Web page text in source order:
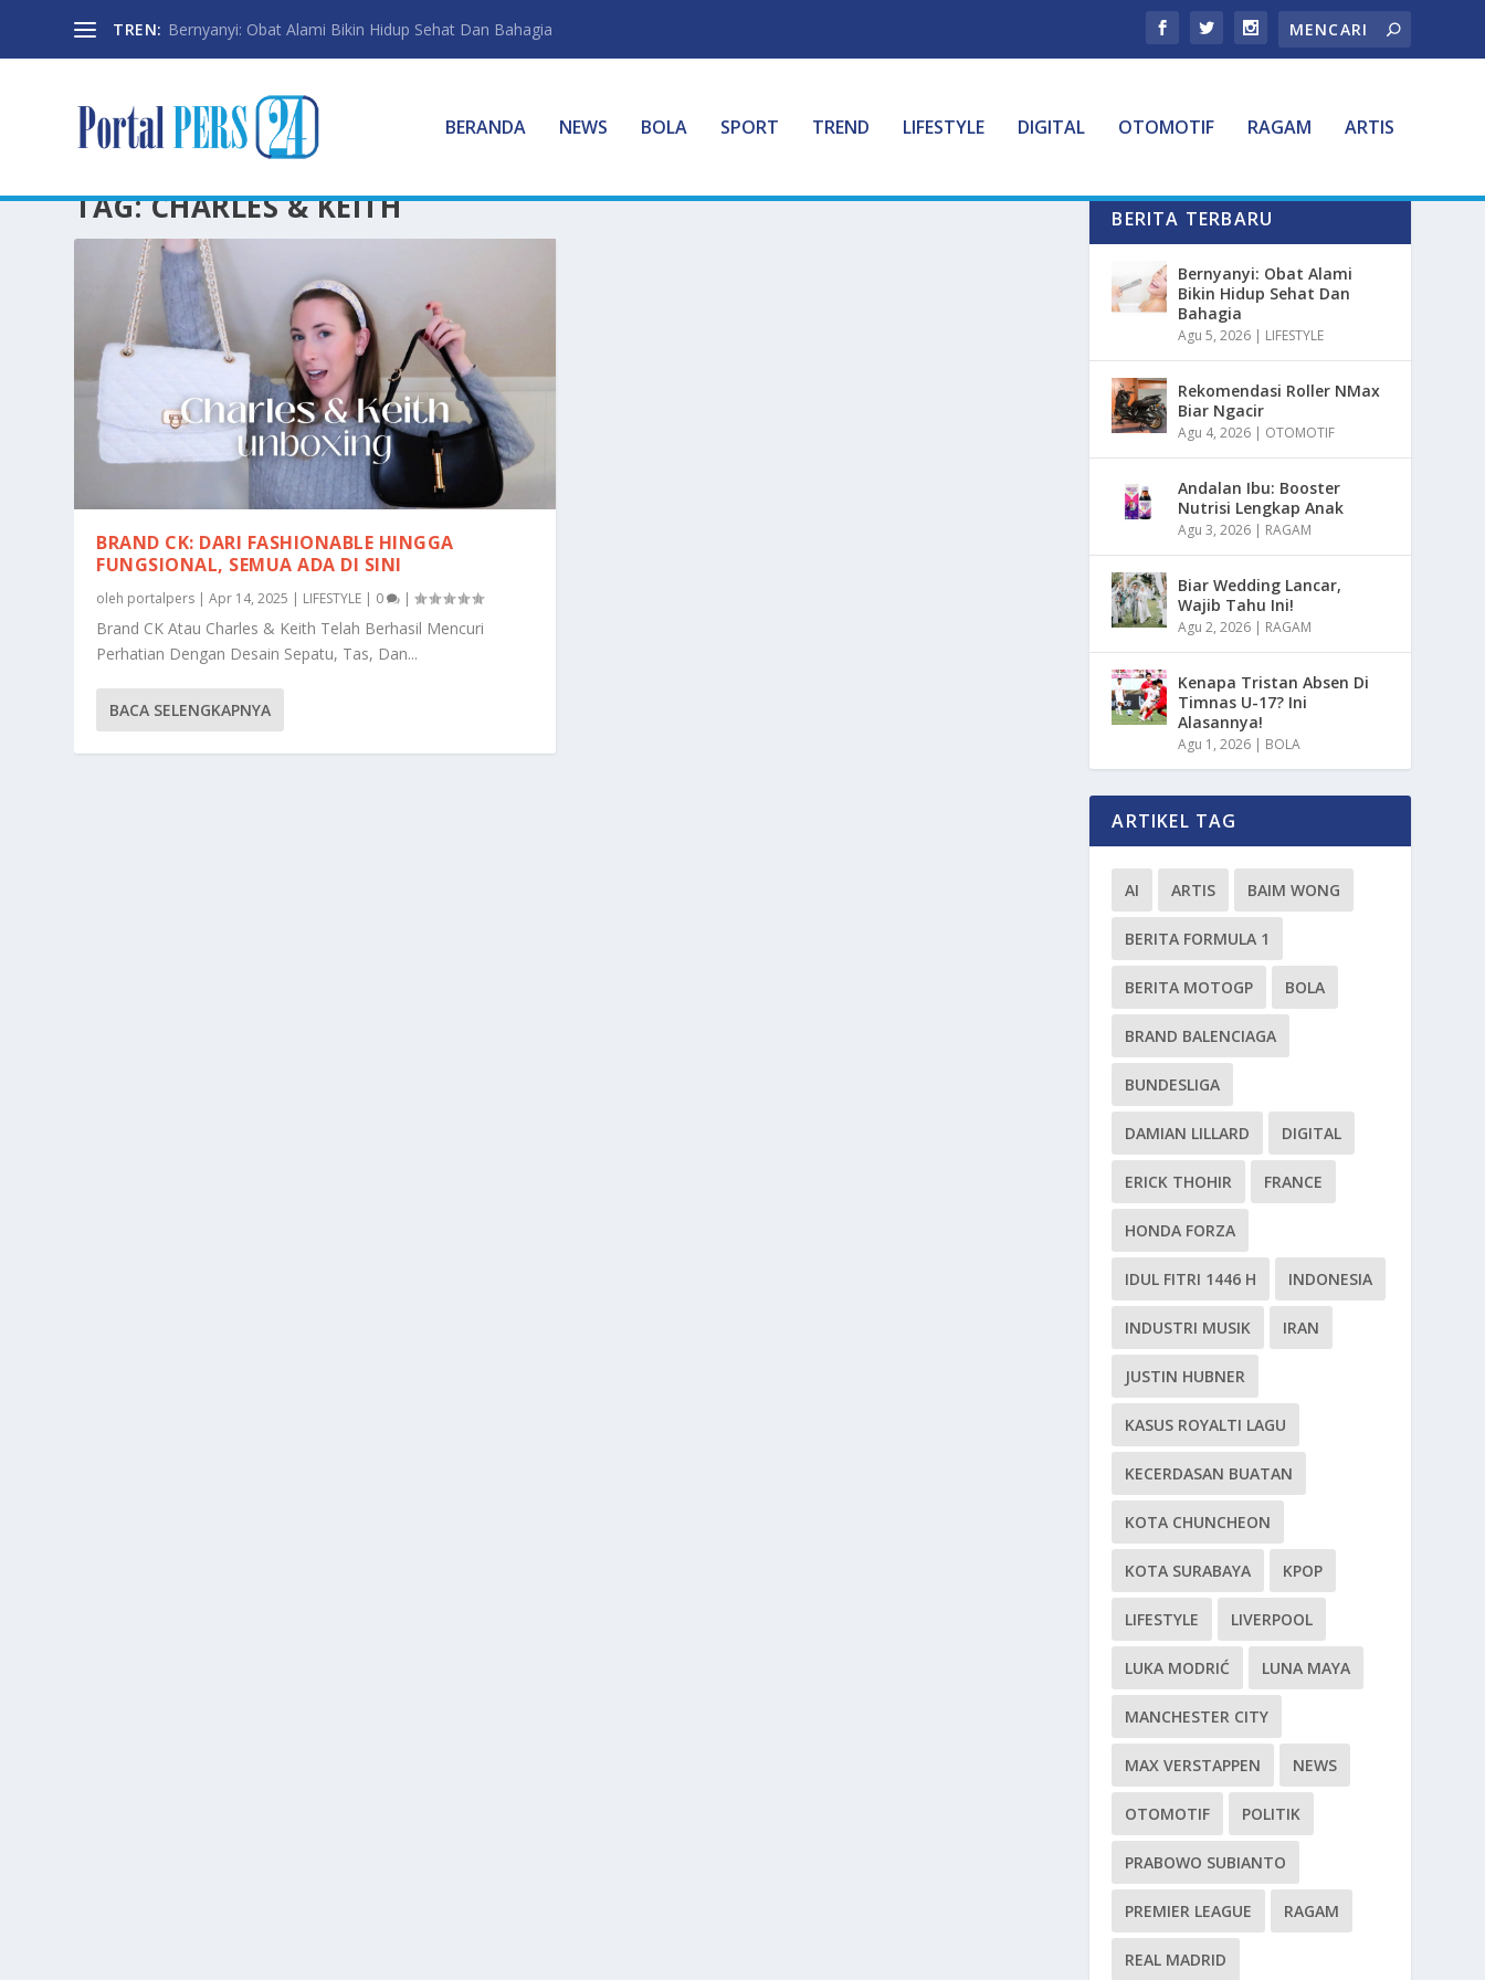
TREN: Bernyanyi: Obat Alami Bikin Hidup Sehat Dan Bahagia
BERANDA NEWS BOLA SPORT TREND LIFESTYLE DIGITAL OTOMOTIF RAGAM ARTIS
TAG:CHARLES & KEITH
BRAND CK: DARI FASHIONABLE HINGGA
FUNGSIONAL, SEMUA ADA DI SINI
oleh portalpers |Apr 14, 2025 | LIFESTYLE | 0 |
Brand CK Atau Charles & Keith Telah Berhasil Mencuri
Perhatian Dengan Desain Sepatu, Tas, Dan...
BACA SELENGKAPNYA
BERITA TERBARU
Bernyanyi: Obat Alami
Bikin Hidup Sehat Dan
Bahagia
Agu 5, 2026 | LIFESTYLE
Rekomendasi Roller NMax
Biar Ngacir
Agu 4, 2026 | OTOMOTIF
Andalan Ibu: Booster
Nutrisi Lengkap Anak
Agu 3, 2026 | RAGAM
Biar Wedding Lancar,
Wajib Tahu Ini!
Agu 2, 2026 | RAGAM
Kenapa Tristan Absen Di
Timnas U-17? Ini
Alasannya!
Agu 1, 2026 | BOLA
ARTIKEL TAG
AI ARTIS BAIM WONG
BERITA FORMULA 1
BERITA MOTOGP BOLA
BRAND BALENCIAGA
BUNDESLIGA
DAMIAN LILLARD DIGITAL
ERICK THOHIR FRANCE
HONDA FORZA
IDUL FITRI 1446 H INDONESIA
INDUSTRI MUSIK IRAN
JUSTIN HUBNER
KASUS ROYALTI LAGU
KECERDASAN BUATAN
KOTA CHUNCHEON
KOTA SURABAYA KPOP
LIFESTYLE LIVERPOOL
LUKA MODRIĆ LUNA MAYA
MANCHESTER CITY
MAX VERSTAPPEN NEWS
OTOMOTIF POLITIK
PRABOWO SUBIANTO
PREMIER LEAGUE RAGAM
REAL MADRID